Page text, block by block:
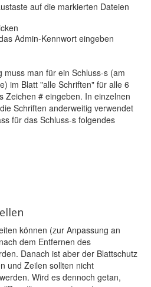
auf die markierten Dateien
Admin-Kennwort eingeben
muss man für ein Schluss-s (am
im Blatt "alle Schriften" für alle 6
Zeichen # eingeben. In einzelnen
Schriften anderweitig verwendet
für das Schluss-s folgendes
können (zur Anpassung an
dem Entfernen des
Danach ist aber der Blattschutz
und Zeilen sollten nicht
Wird es dennoch getan,